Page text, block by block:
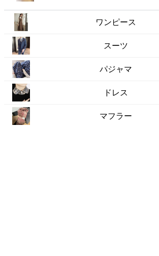
ワンピース
スーツ
パジャマ
ドレス
マフラー